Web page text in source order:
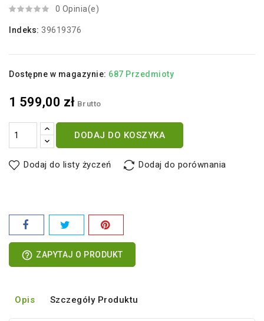
0 Opinia(e)
Indeks: 39619376
Dostępne w magazynie: 687 Przedmioty
1 599,00 zł Brutto
DODAJ DO KOSZYKA
Dodaj do listy życzeń Dodaj do porównania
help_outline ZAPYTAJ O PRODUKT
Opis Szczegóły Produktu